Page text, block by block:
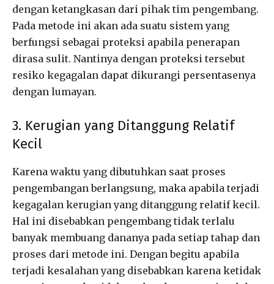
dengan ketangkasan dari pihak tim pengembang.
Pada metode ini akan ada suatu sistem yang
berfungsi sebagai proteksi apabila penerapan
dirasa sulit. Nantinya dengan proteksi tersebut
resiko kegagalan dapat dikurangi persentasenya
dengan lumayan.
3. Kerugian yang Ditanggung Relatif
Kecil
Karena waktu yang dibutuhkan saat proses
pengembangan berlangsung, maka apabila terjadi
kegagalan kerugian yang ditanggung relatif kecil.
Hal ini disebabkan pengembang tidak terlalu
banyak membuang dananya pada setiap tahap dan
proses dari metode ini. Dengan begitu apabila
terjadi kesalahan yang disebabkan karena ketidak